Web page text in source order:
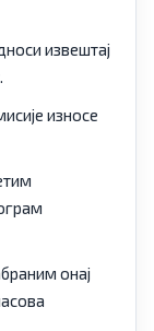
извештај
износе
онај